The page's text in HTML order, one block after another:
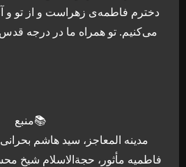
دخترم فاطمه‌ی زهراست و از تو و
می‌کنیم. تو همراه ما در درجه
📚منبع
مدینه المعاجز، سید هاشم بحرانی، جلد ۴،
فاطمیه مأثور، حجةالاسلام شیخ